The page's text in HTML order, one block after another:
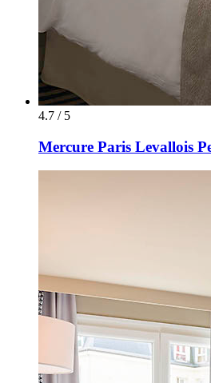
4.7 / 5
Mercure Paris Levallois